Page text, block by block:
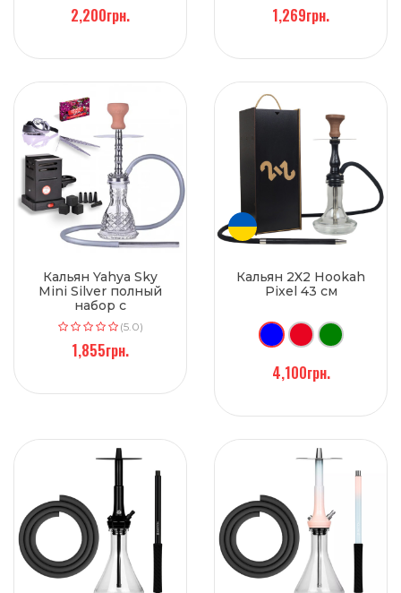
2,200грн. 1,269грн.
Кальян Yahya Sky
Mini Silver полный
набор с
аксессуарами 43 см
(5.0)
1,855грн.
Кальян 2X2 Hookah
Pixel 43 см
4,100грн.